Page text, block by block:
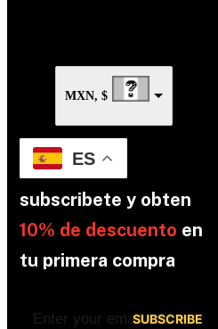
MXN, $
ES
subscribete y obten
10% de descuento en
tu primera compra